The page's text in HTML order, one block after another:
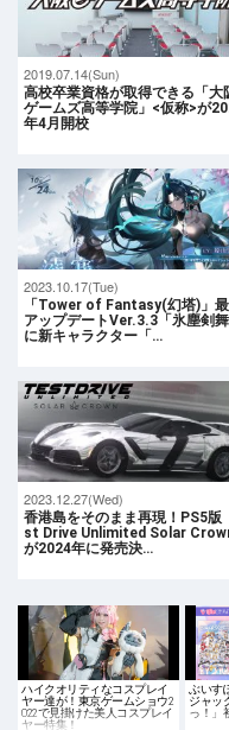
2019.07.14(Sun)
高校卒業資格が取得できる「大
ゲームズ高等学院」<仮称>が
年4月開校
2023.10.17(Tue)
「Tower of Fantasy(幻塔)」
アップデートVer.3.3「氷塵剣舞
に新キャラクター「…
2023.12.27(Wed)
香港島をそのまま再現！PS5版
st Drive Unlimited Solar
が2024年に発売決…
ハイクオリティなコスプレイ
ヤー達が！東京ゲームショウ2
022で見掛けた美人コスプレイ
ヤー特集！
ぶいす
ジャッ
っ！」